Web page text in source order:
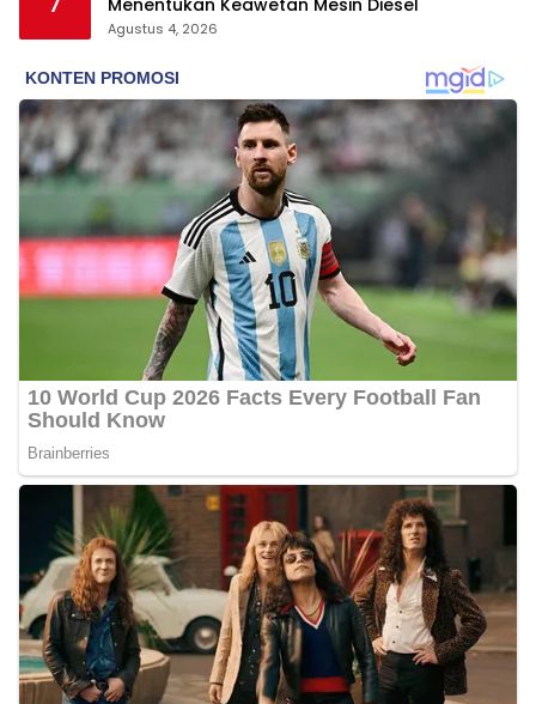
Menentukan Keawetan Mesin Diesel
Agustus 4, 2026